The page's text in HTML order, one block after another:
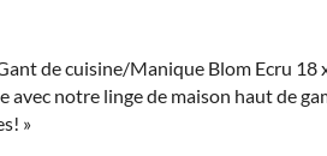
de cuisine/Manique Blom Ecru
avec notre linge de maison haut de
»